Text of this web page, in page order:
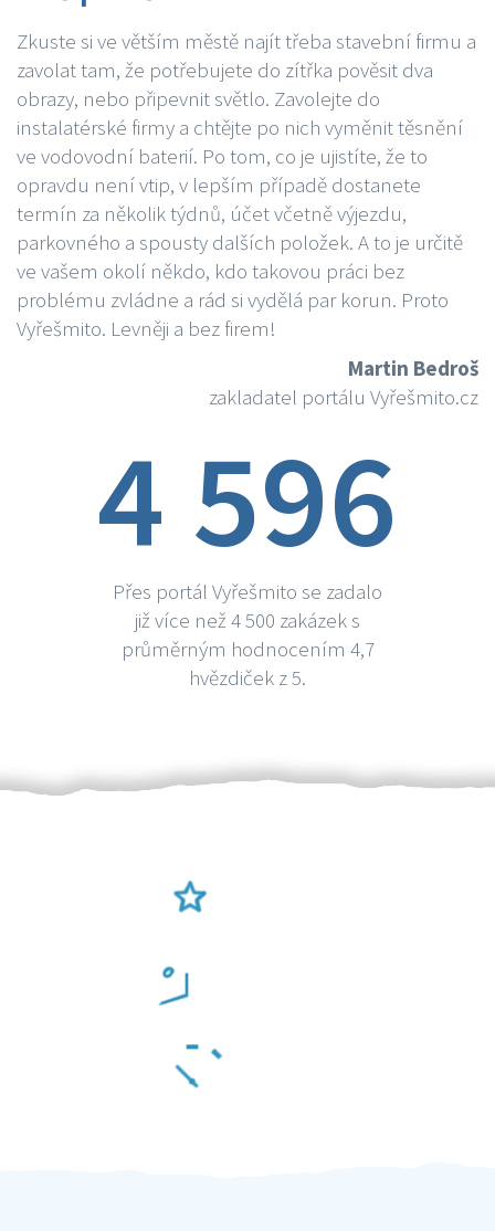
Zkuste si ve větším městě najít třeba stavební firmu a
zavolat tam, že potřebujete do zítřka pověsit dva
obrazy, nebo připevnit světlo. Zavolejte do
instalatérské firmy a chtějte po nich vyměnit těsnění
ve vodovodní baterií. Po tom, co je ujistíte, že to
opravdu není vtip, v lepším případě dostanete
termín za několik týdnů, účet včetně výjezdu,
parkovného a spousty dalších položek. A to je určitě
ve vašem okolí někdo, kdo takovou práci bez
problému zvládne a rád si vydělá par korun. Proto
Vyřešmito. Levněji a bez firem!
Martin Bedroš
zakladatel portálu Vyřešmito.cz
4 596
Přes portál Vyřešmito se zadalo
již více než 4 500 zakázek s
průměrným hodnocením 4,7
hvězdiček z 5.